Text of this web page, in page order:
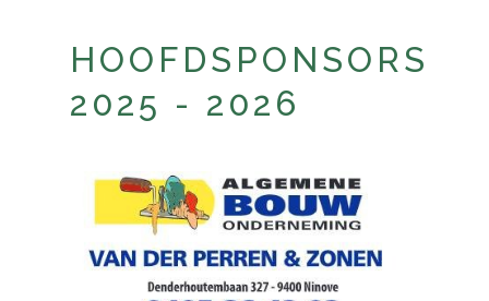
HOOFDSPONSORS
2025 - 2026